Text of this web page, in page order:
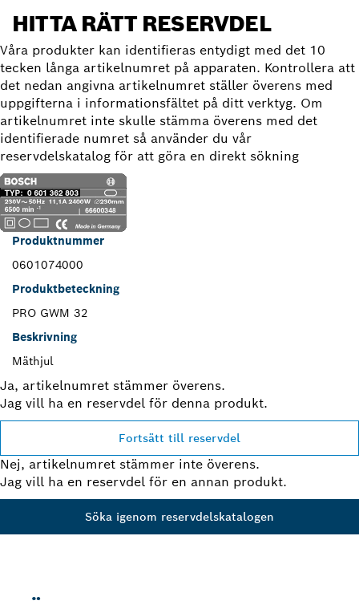
HITTA RÄTT RESERVDEL
Våra produkter kan identifieras entydigt med det 10
tecken långa artikelnumret på apparaten. Kontrollera att
det nedan angivna artikelnumret ställer överens med
uppgifterna i informationsfältet på ditt verktyg. Om
artikelnumret inte skulle stämma överens med det
identifierade numret så använder du vår
reservdelskatalog för att göra en direkt sökning
Produktnummer
0601074000
Produktbeteckning
PRO GWM 32
Beskrivning
Mäthjul
Ja, artikelnumret stämmer överens.
Jag vill ha en reservdel för denna produkt.
Fortsätt till reservdel
Nej, artikelnumret stämmer inte överens.
Jag vill ha en reservdel för en annan produkt.
Söka igenom reservdelskatalogen